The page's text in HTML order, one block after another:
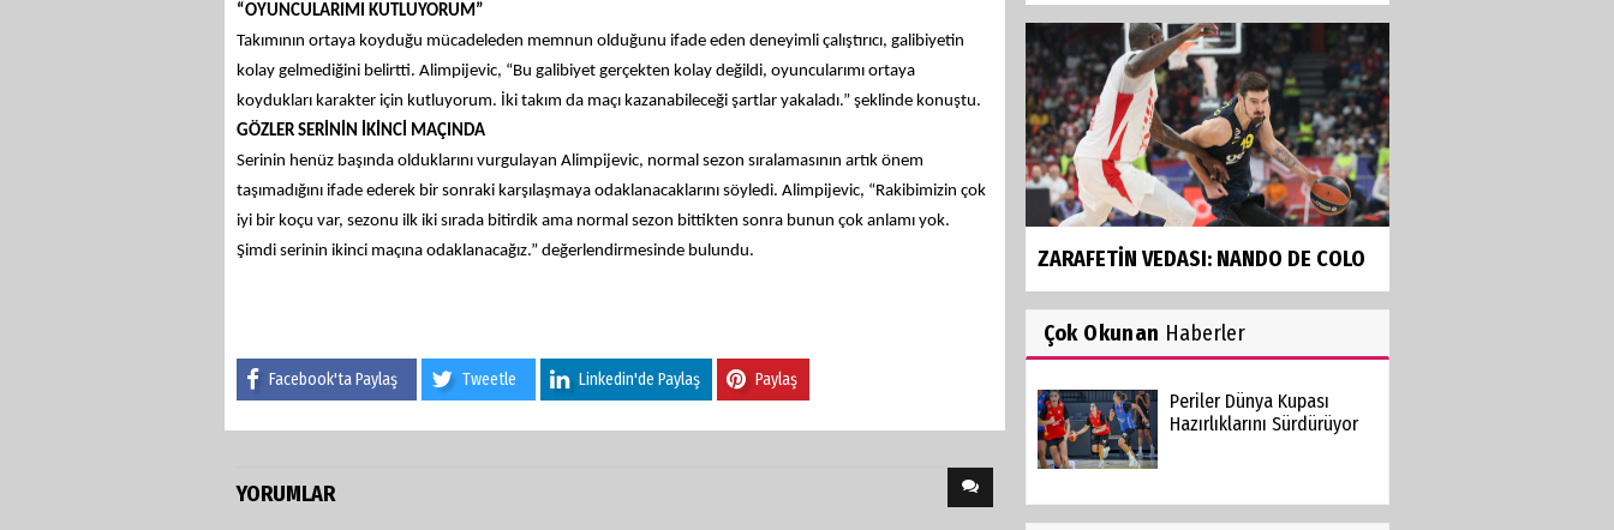
“OYUNCULARIMI KUTLUYORUM”
Takımının ortaya koyduğu mücadeleden memnun olduğunu ifade eden deneyimli çalıştırıcı, galibiyetin
kolay gelmediğini belirtti. Alimpijevic, “Bu galibiyet gerçekten kolay değildi, oyuncularımı ortaya
koydukları karakter için kutluyorum. İki takım da maçı kazanabileceği şartlar yakaladı.” şeklinde konuştu.
GÖZLER SERİNİN İKİNCİ MAÇINDA
Serinin henüz başında olduklarını vurgulayan Alimpijevic, normal sezon sıralamasının artık önem
taşımadığını ifade ederek bir sonraki karşılaşmaya odaklanacaklarını söyledi. Alimpijevic, “Rakibimizin çok
iyi bir koçu var, sezonu ilk iki sırada bitirdik ama normal sezon bittikten sonra bunun çok anlamı yok.
Şimdi serinin ikinci maçına odaklanacağız.” değerlendirmesinde bulundu.
Facebook'ta Paylaş Tweetle Linkedin'de Paylaş Paylaş
YORUMLAR
ZARAFETİN VEDASI: NANDO DE COLO
Çok Okunan Haberler
Periler Dünya Kupası
Hazırlıklarını Sürdürüyor